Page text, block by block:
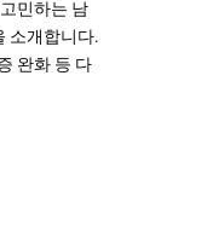
민하는 남
소개합니다.
완화 등 다